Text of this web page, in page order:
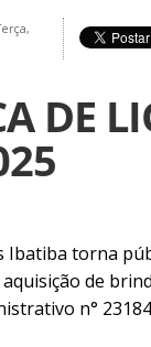
DE
Ibatiba torna
de
n°